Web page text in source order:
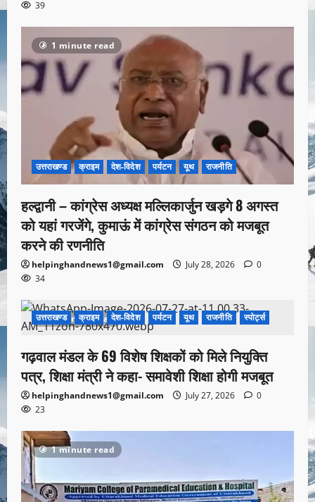
39
1 minute read
उत्तराखण्ड क्राइम देश-विदेश पर्यटन यूथ राजनीति
हल्द्वानी – कांग्रेस अध्यक्ष मल्लिकार्जुन खड़गे 8 अगस्त
को यहां गरजेंगे, कुमाऊं में कांग्रेस संगठन को मजबूत
करने की रणनीति
helpinghandnews1@gmail.com July 28, 2026
0
34
1 minute read
उत्तराखण्ड क्राइम देश-विदेश पर्यटन यूथ राजनीति स्पोर्ट्स
गढ़वाल मंडल के 69 विशेष शिक्षकों को मिले नियुक्ति
पत्र, शिक्षा मंत्री ने कहा- समावेशी शिक्षा होगी मजबूत
helpinghandnews1@gmail.com July 27, 2026
0
23
1 minute read